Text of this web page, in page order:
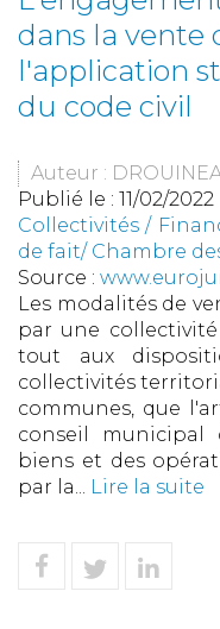
dans la vente
l'application
du code civil
Auteur :
Publié le : 11/02/2022
Collectivités /
de fait/ Chambre
Source :
Les modalités de
par une
tout aux
collectivités
communes, que
conseil
biens et des
par la... Lire la suite